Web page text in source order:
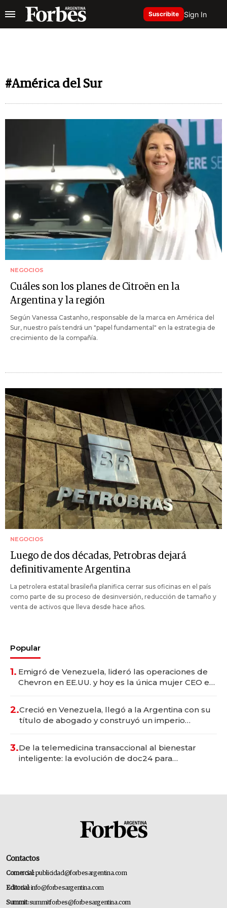
Suscribite Sign In
#América del Sur
NEGOCIOS
Cuáles son los planes de Citroën en la
Argentina y la región
Según Vanessa Castanho, responsable de la marca en América del
Sur, nuestro país tendrá un "papel fundamental" en la estrategia de
crecimiento de la compañía.
NEGOCIOS
Luego de dos décadas, Petrobras dejará
definitivamente Argentina
La petrolera estatal brasileña planifica cerrar sus oficinas en el país
como parte de su proceso de desinversión, reducción de tamaño y
venta de activos que lleva desde hace años.
Popular
1. Emigró de Venezuela, lideró las operaciones de
Chevron en EE.UU. y hoy es la única mujer CEO en
2.Creció en Venezuela, llegó a la Argentina con su
título de abogado y construyó un imperio
3.De la telemedicina transaccional al bienestar
inteligente: la evolución de doc24 para
Contactos
Comercial:publicidad@forbesargentina.com
Editorial:info@forbesargentina.com
Summit:summitforbes@forbesargentina.com